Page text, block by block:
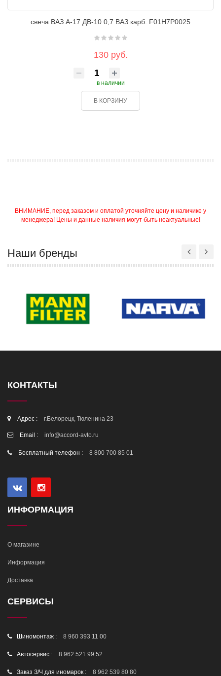
свеча ВАЗ А-17 ДВ-10 0,7 ВАЗ карб. F01H7P0025
130 руб.
в наличии
В КОРЗИНУ
ВНИМАНИЕ, перед заказом и оплатой уточняйте цену и наличике у
менеджера! Цены и данные наличия могут быть неактуальные!
Наши бренды
КОНТАКТЫ
Адрес : г.Белорецк, Тюленина 23
Email : info@accord-avto.ru
Бесплатный телефон : 8 800 700 85 01
ИНФОРМАЦИЯ
О магазине
Информация
Доставка
СЕРВИСЫ
Шиномонтаж : 8 960 393 11 00
Автосервис : 8 962 521 99 52
Заказ З/Ч для иномарок : 8 962 539 80 80